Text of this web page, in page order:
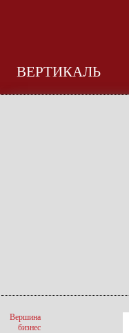
ВЕРТИКАЛЬ
Вершина
бизнес